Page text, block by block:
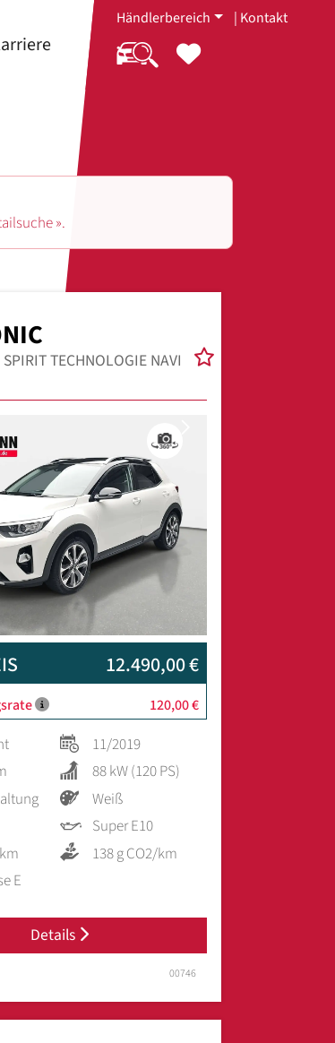
Händlerbereich | Kontakt
».
TECHNOLOGIE NAVI
12.490,00 €
120,00 €
11/2019
88 kW (120 PS)
Weiß
Super E10
138 g CO2/km
E
Details
00746